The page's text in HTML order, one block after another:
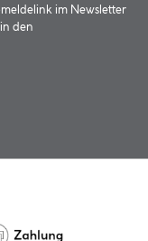
im Newsletter
den